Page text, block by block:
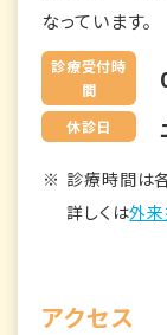
なっています。
診療受付時
間
休診日
診療時間は
詳しくは外
アクセス